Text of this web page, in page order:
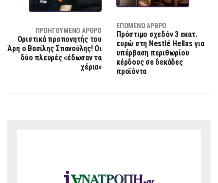
ΠΡΟΗΓΟΎΜΕΝΟ ΆΡΘΡΟ
Οριστικά προπονητής του
Άρη ο Βασίλης Σπανούλης! Οι
δύο πλευρές «έδωσαν τα
χέρια»
ΕΠΌΜΕΝΟ ΆΡΘΡΟ
Πρόστιμο σχεδόν 3 εκατ.
ευρώ στη Nestlé Hellas για
υπέρβαση περιθωρίου
κέρδους σε δεκάδες
προϊόντα